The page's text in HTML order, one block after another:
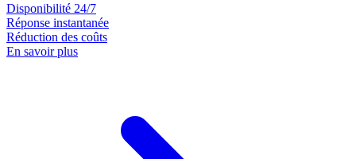
Disponibilité 24/7
Réponse instantanée
Réduction des coûts
En savoir plus